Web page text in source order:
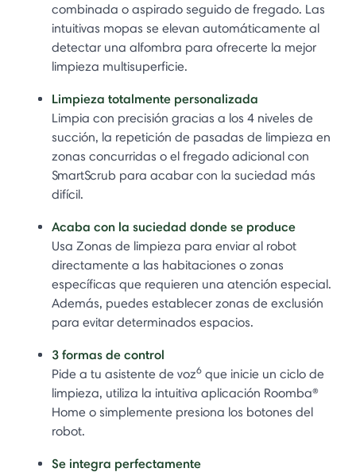
combinada o aspirado seguido de fregado. Las
intuitivas mopas se elevan automáticamente al
detectar una alfombra para ofrecerte la mejor
limpieza multisuperficie.
Limpieza totalmente personalizada
Limpia con precisión gracias a los 4 niveles de
succión, la repetición de pasadas de limpieza en
zonas concurridas o el fregado adicional con
SmartScrub para acabar con la suciedad más
difícil.
Acaba con la suciedad donde se produce
Usa Zonas de limpieza para enviar al robot
directamente a las habitaciones o zonas
específicas que requieren una atención especial.
Además, puedes establecer zonas de exclusión
para evitar determinados espacios.
3 formas de control
Pide a tu asistente de voz6 que inicie un ciclo de
limpieza, utiliza la intuitiva aplicación Roomba®
Home o simplemente presiona los botones del
robot.
Se integra perfectamente